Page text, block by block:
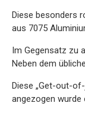
Diese besonders
aus 7075
Im Gegensatz zu
Neben dem
Diese „Get-out-
angezogen